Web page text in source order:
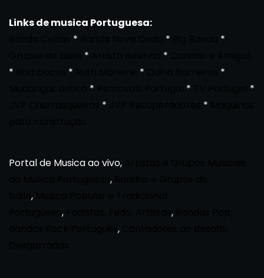
Links de musica Portuguesa:
* *
*
* *
*
* *
*
* *
*
* *
Portal de Musica ao vivo,
,
,
, ,
,